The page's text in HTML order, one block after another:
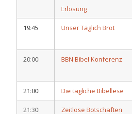
Erlösung
19:45 Unser Täglich Brot
20:00 BBN Bibel Konferenz
21:00 Die tägliche Bibellese
21:30 Zeitlose Botschaften